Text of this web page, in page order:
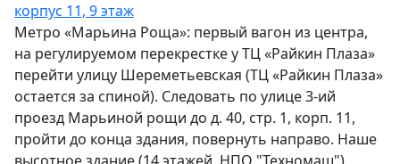
корпус 11, 9 этаж
Метро «Марьина Роща»: первый вагон из центра,
на регулируемом перекрестке у ТЦ «Райкин Плаза»
перейти улицу Шереметьевская (ТЦ «Райкин Плаза»
остается за спиной). Следовать по улице 3-ий
проезд Марьиной рощи до д. 40, стр. 1, корп. 11,
пройти до конца здания, повернуть направо. Наше